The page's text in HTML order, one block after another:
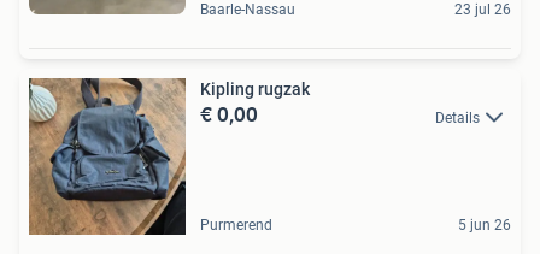
Baarle-Nassau 23 jul 26
Kipling rugzak
€ 0,00 Details
Purmerend 5 jun 26